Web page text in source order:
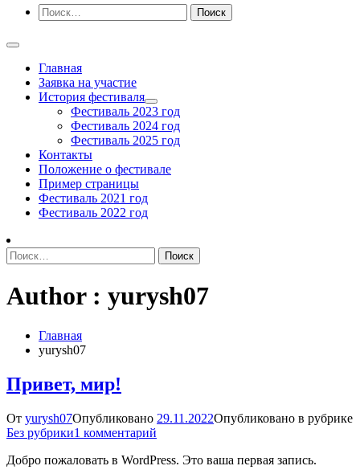
Найти:
Главная
Заявка на участие
История фестиваля
Фестиваль 2023 год
Фестиваль 2024 год
Фестиваль 2025 год
Контакты
Положение о фестивале
Пример страницы
Фестиваль 2021 год
Фестиваль 2022 год
Найти:
Author : yurysh07
Главная
yurysh07
Привет, мир!
От yurysh07Опубликовано 29.11.2022Опубликовано в рубрике
Без рубрики1 комментарий
Привет,
Добро пожаловать в WordPress. Это ваша первая запись.